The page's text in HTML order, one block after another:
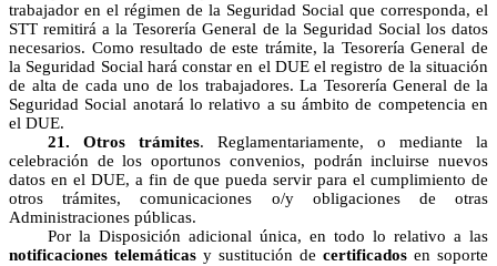
trabajador en el régimen de la Seguridad Social que corresponda, el
STT remitirá a la Tesorería General de la Seguridad Social los datos
necesarios. Como resultado de este trámite, la Tesorería General de
la Seguridad Social hará constar en el DUE el registro de la situación
de alta de cada uno de los trabajadores. La Tesorería General de la
Seguridad Social anotará lo relativo a su ámbito de competencia en
el DUE.
21. Otros trámites. Reglamentariamente, o mediante la
celebración de los oportunos convenios, podrán incluirse nuevos
datos en el DUE, a fin de que pueda servir para el cumplimiento de
otros trámites, comunicaciones o/y obligaciones de otras
Administraciones públicas.
Por la Disposición adicional única, en todo lo relativo a las
notificaciones telemáticas y sustitución de certificados en soporte